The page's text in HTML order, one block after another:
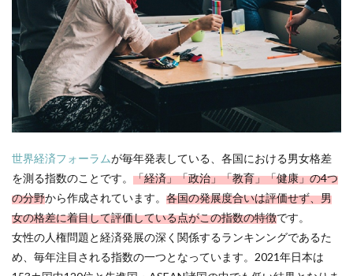
世界経済フォーラムが毎年発表している、各国における男女格差
を測る指数のことです。 「経済」「政治」「教育」「健康」の4つ
の分野から作成されています。 各国の発展度合いは評価せず、男
女の格差に着目して評価している点がこの指数の特徴です。
女性の人権問題と経済発展の深く関係するランキンングであるた
め、毎年注目される指数の一つとなっています。2021年日本は